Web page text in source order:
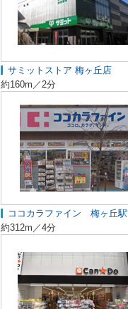
サミットストア 梅ヶ丘店
約160m／2分
ココカラファイン 梅ヶ丘
約312m／4分